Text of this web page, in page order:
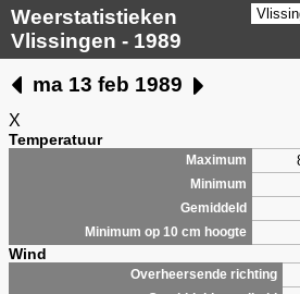
Weerstatistieken
Vlissingen - 1989
ma 13 feb 1989
X
Temperatuur
Maximum
Minimum
Gemiddeld
Minimum op 10 cm hoogte
Wind
Overheersende richting